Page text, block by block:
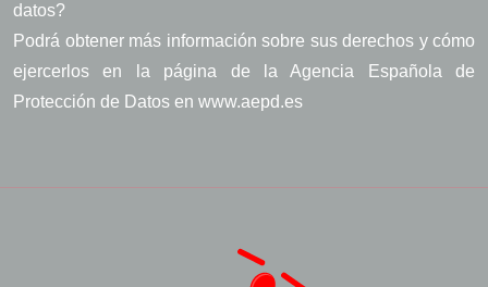
datos?
Podrá obtener más información sobre sus derechos y cómo
ejercerlos en la página de la Agencia Española de
Protección de Datos en www.aepd.es